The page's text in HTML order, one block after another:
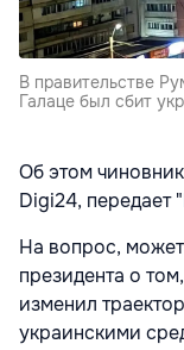
В правительстве
Галаце был сбит
Об этом
Digi24, передает "
На вопрос,
президента о
изменил
украинскими